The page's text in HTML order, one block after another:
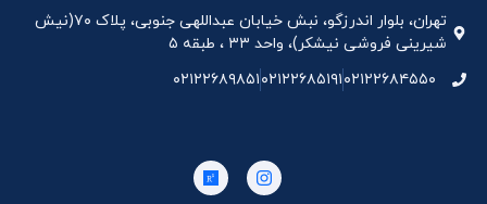
تهران، بلوار اندرزگو، نبش خیابان عبداللهی جنوبی، پلاک ۷۰(نیش
شیرینی فروشی نیشکر)، واحد ۳۳ ، طبقه ۵
۰۲۱۲۲۶۸۴۵۵۰۰۲۱۲۲۶۸۵۱۹۱۰۲۱۲۲۶۸۹۸۵۱